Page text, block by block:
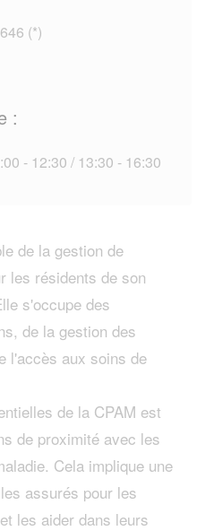
(*)
:
- 12:30 / 13:30 - 16:30
de la gestion de
les résidents de son
s'occupe des
de la gestion des
l'accès aux soins de
de la CPAM est
de proximité avec les
Cela implique une
assurés pour les
les aider dans leurs